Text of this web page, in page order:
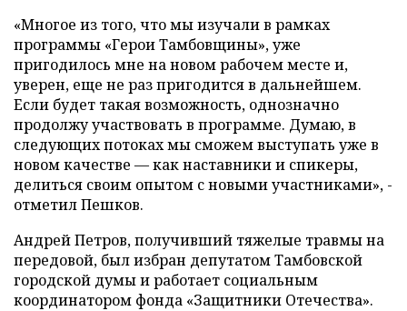
«Многое из того, что мы изучали в рамках
программы «Герои Тамбовщины», уже
пригодилось мне на новом рабочем месте и,
уверен, еще не раз пригодится в дальнейшем.
Если будет такая возможность, однозначно
продолжу участвовать в программе. Думаю, в
следующих потоках мы сможем выступать уже в
новом качестве — как наставники и спикеры,
делиться своим опытом с новыми участниками», -
отметил Пешков.
Андрей Петров, получивший тяжелые травмы на
передовой, был избран депутатом Тамбовской
городской думы и работает социальным
координатором фонда «Защитники Отечества».